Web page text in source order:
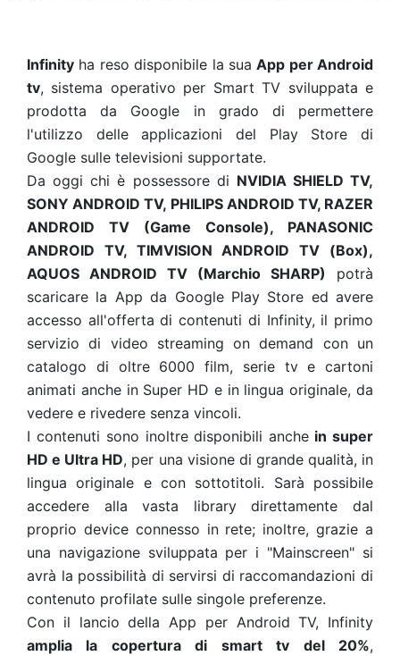
Infinity ha reso disponibile la suaApp per Android
tv, sistema operativo per Smart TV sviluppata e
prodotta da Google in grado di permettere
l'utilizzo delle applicazioni del Play Store di
Google sulle televisioni supportate.
Da oggi chi è possessore di NVIDIA SHIELD TV,
SONY ANDROID TV, PHILIPS ANDROID TV, RAZER
ANDROID TV (Game Console), PANASONIC
ANDROID TV, TIMVISION ANDROID TV (Box),
AQUOS ANDROID TV (Marchio SHARP) potrà
scaricare la App da Google Play Store ed avere
accesso all'offerta di contenuti di Infinity, il primo
servizio di video streaming on demand con un
catalogo di oltre 6000 film, serie tv e cartoni
animati anche in Super HD e in lingua originale, da
vedere e rivedere senza vincoli.
I contenuti sono inoltre disponibili anche in super
HD e Ultra HD, per una visione di grande qualità, in
lingua originale e con sottotitoli. Sarà possibile
accedere alla vasta library direttamente dal
proprio device connesso in rete; inoltre, grazie a
una navigazione sviluppata per i "Mainscreen" si
avrà la possibilità di servirsi di raccomandazioni di
contenuto profilate sulle singole preferenze.
Con il lancio della App per Android TV, Infinity
amplia la copertura di smart tv del 20%,